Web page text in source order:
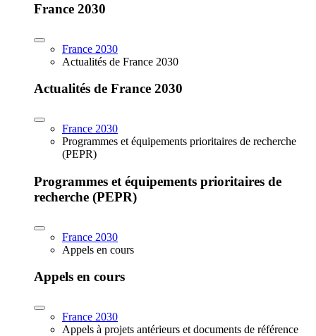
France 2030
France 2030
Actualités de France 2030
Actualités de France 2030
France 2030
Programmes et équipements prioritaires de recherche
(PEPR)
Programmes et équipements prioritaires de
recherche (PEPR)
France 2030
Appels en cours
Appels en cours
France 2030
Appels à projets antérieurs et documents de référence